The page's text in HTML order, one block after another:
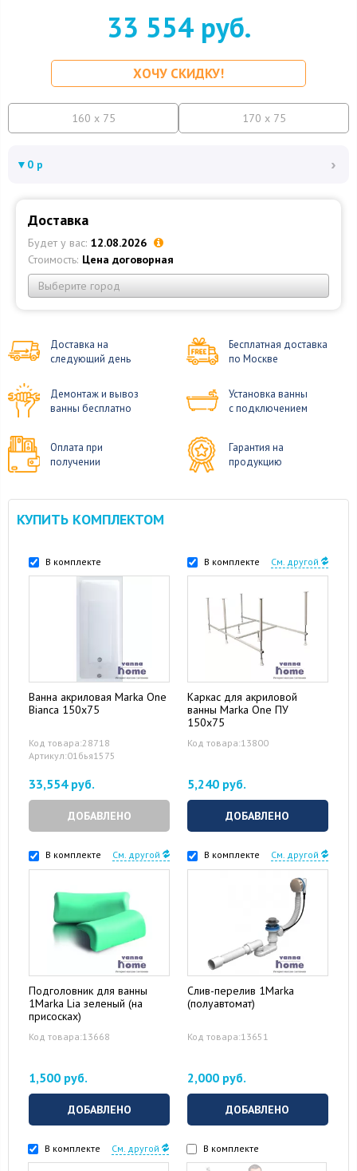
33 554 руб.
ХОЧУ СКИДКУ!
160 x 75 170 x 75
▼ 0 р ›
Доставка
Будет у вас: 12.08.2026
Стоимость: Цена договорная
Выберите город
Доставка на
следующий день
Бесплатная доставка
по Москве
Демонтаж и вывоз
ванны бесплатно
Установка ванны
с подключением
Оплата при
получении
Гарантия на
продукцию
КУПИТЬ КОМПЛЕКТОМ
В комплекте
Ванна акриловая Marka One
Bianca 150x75
Код товара:28718
Артикул:01бья1575
33,554 руб.
ДОБАВЛЕНО
В комплекте См. другой
Каркас для акриловой
ванны Marka One ПУ
150x75
Код товара:13800
5,240 руб.
ДОБАВЛЕНО
В комплекте См. другой
Подголовник для ванны
1Marka Lia зеленый (на
присосках)
Код товара:13668
1,500 руб.
ДОБАВЛЕНО
В комплекте См. другой
Слив-перелив 1Marka
(полуавтомат)
Код товара:13651
2,000 руб.
ДОБАВЛЕНО
В комплекте См. другой В комплекте